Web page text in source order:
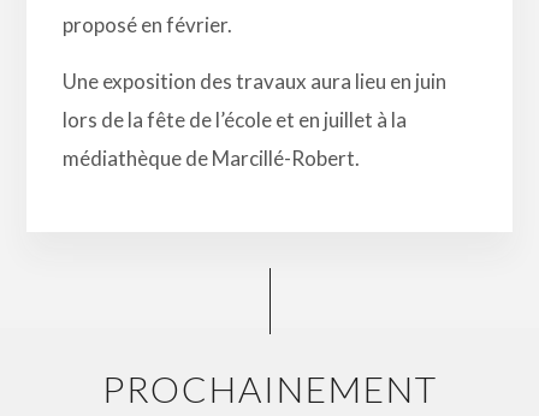
proposé en février.
Une exposition des travaux aura lieu en juin
lors de la fête de l’école et en juillet à la
médiathèque de Marcillé-Robert.
PROCHAINEMENT